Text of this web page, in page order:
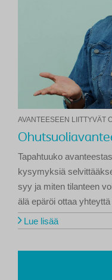
AVANTEESEEN LIITTYVÄT
Tapahtuuko
kysymyksiä
syy ja miten tilanteen
älä epäröi ottaa
Lue lisää